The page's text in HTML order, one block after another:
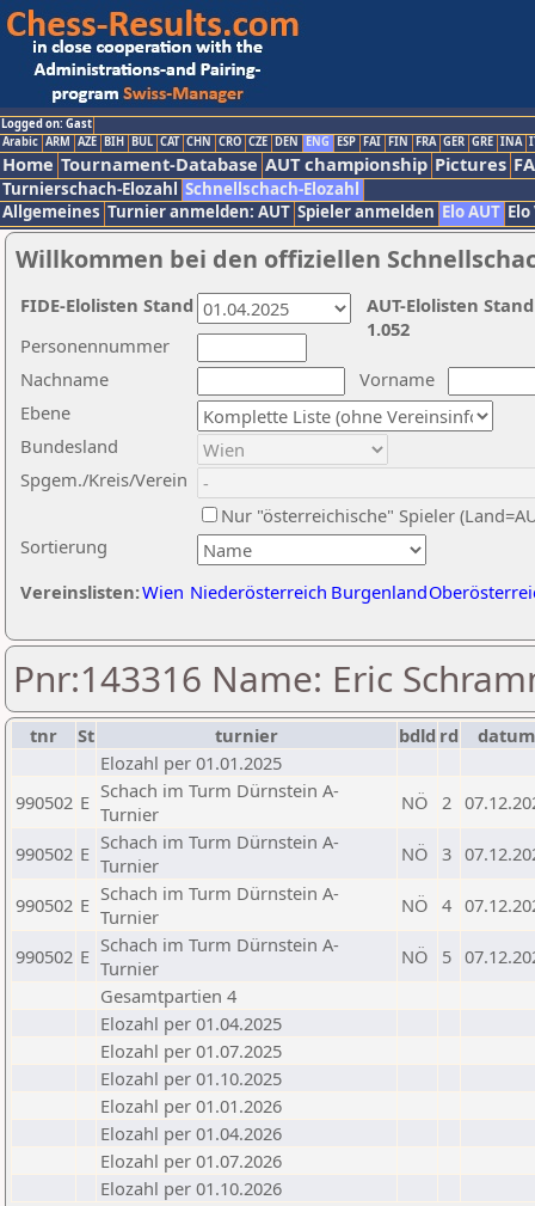
Logged on: Gast
Arabic ARM AZE BIH BUL CAT CHN CRO CZE DEN ENG ESP FAI FIN FRA GER GRE INA
Home Tournament-Database AUT championship Pictures
Turnierschach-Elozahl Schnellschach-Elozahl
Allgemeines Turnier anmelden: AUT Spieler anmelden Elo AUT
Willkommen bei den offiziellen
Nachname
Vorname
Ebene
Sortierung
Personennummer
Bundesland
Spgem./Kreis/Verein
Nur "österreichische" Spieler
Vereinslisten:Wien Niederösterreich Burgenland
AUT-Elolisten
1.052
FIDE-Elolisten Stand
Pnr:143316 Name: Eric
tnr St turnier bdld rd
datum
Elozahl per 01.01.2025
990502 E Schach im Turm Dürnstein A-
Turnier
NÖ 2
990502 E Schach im Turm Dürnstein A-
Turnier
NÖ 3
990502 E Schach im Turm Dürnstein A-
Turnier
NÖ 4
990502 E Schach im Turm Dürnstein A-
Turnier
NÖ 5
Gesamtpartien 4
Elozahl per 01.04.2025
Elozahl per 01.07.2025
Elozahl per 01.10.2025
Elozahl per 01.01.2026
Elozahl per 01.04.2026
Elozahl per 01.07.2026
Elozahl per 01.10.2026